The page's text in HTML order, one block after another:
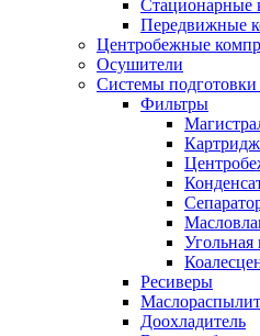
Стационарные
Передвижные
Центробежные
Осушители
Системы подготовки
Фильтры
Угольная
Ресиверы
Доохладитель